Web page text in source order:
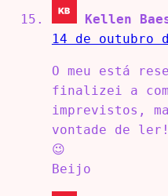
Kellen
14 de outubro
O meu está
finalizei a
imprevistos,
vontade de ler!
😉
Beijo